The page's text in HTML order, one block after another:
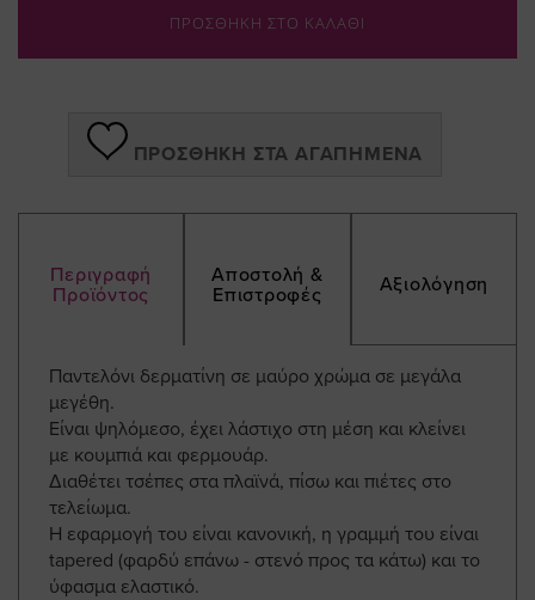
ΠΡΟΣΘΗΚΗ ΣΤΟ ΚΑΛΑΘΙ
ΠΡΟΣΘΉΚΗ ΣΤΑ ΑΓΑΠΗΜΈΝΑ
Περιγραφή
Προϊόντος
Αποστολή &
Επιστροφές
Αξιολόγηση
Παντελόνι δερματίνη σε μαύρο χρώμα σε μεγάλα
μεγέθη.
Είναι ψηλόμεσο, έχει λάστιχο στη μέση και κλείνει
με κουμπιά και φερμουάρ.
Διαθέτει τσέπες στα πλαϊνά, πίσω και πιέτες στο
τελείωμα.
Η εφαρμογή του είναι κανονική, η γραμμή του είναι
tapered (φαρδύ επάνω - στενό προς τα κάτω) και το
ύφασμα ελαστικό.